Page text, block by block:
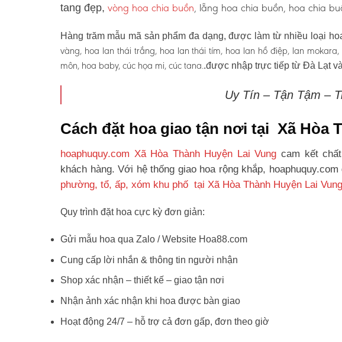
tang đẹp, vòng hoa chia buồn, lẵng hoa chia buồn, hoa chia
Hàng trăm mẫu mã sản phẩm đa dạng, được làm từ nhiều loại
vàng, hoa lan thái trắng, hoa lan thái tím, hoa lan hồ điệp, lan
môn, hoa baby, cúc họa mi, cúc tana..được nhập trực tiếp từ Đà Lạt
Uy Tín – Tận Tậm –
Cách đặt hoa giao tận nơi tại Xã Hòa
hoaphuquy.com Xã Hòa Thành Huyện Lai Vung cam kết
khách hàng. Với hệ thống giao hoa rộng khắp,
phường, tổ, ấp, xóm khu phố tại Xã Hòa Thành Huyện Lai
Quy trình đặt hoa cực kỳ đơn giản:
Gửi mẫu hoa qua Zalo / Website Hoa88.com
Cung cấp lời nhắn & thông tin người nhận
Shop xác nhận – thiết kế – giao tận nơi
Nhận ảnh xác nhận khi hoa được bàn giao
Hoạt động 24/7 – hỗ trợ cả đơn gấp, đơn theo giờ